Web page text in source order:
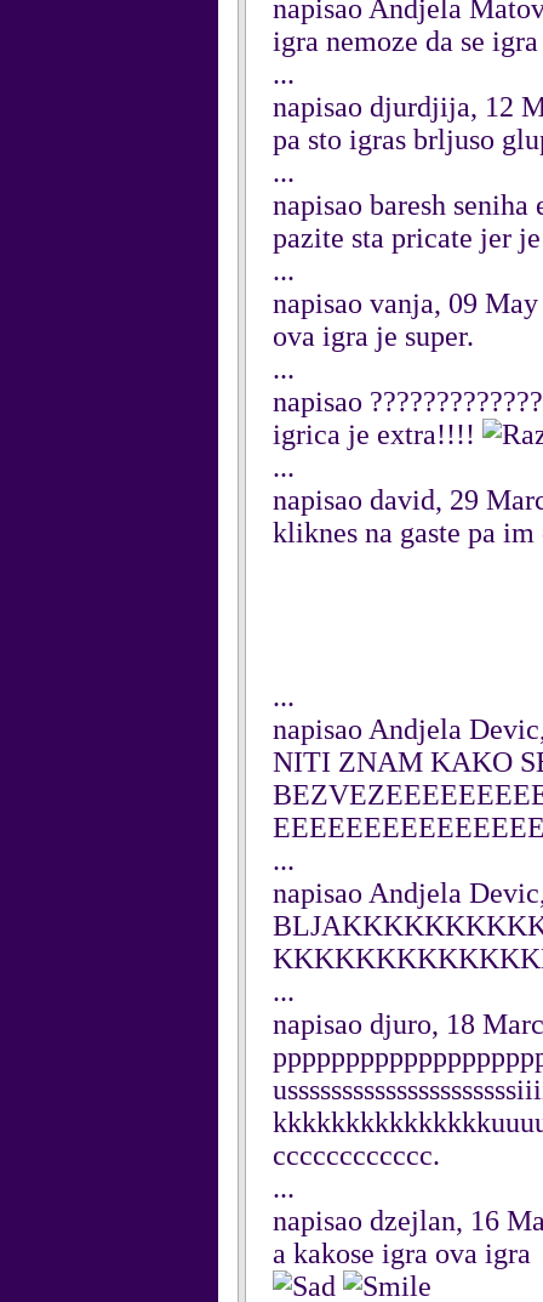
napisao Andjela
igra nemoze da se igra
...
napisao djurdjija, 12
pa sto igras brljuso
...
napisao baresh
pazite sta pricate jer
...
napisao vanja, 09
ova igra je super.
...
napisao
igrica je extra!!!!
...
napisao david, 29
kliknes na gaste pa
...
napisao Andjela
NITI ZNAM KAKO
...
napisao Andjela
...
napisao djuro, 18
cccccccccccc.
...
napisao dzejlan, 16
a kakose igra ova igra